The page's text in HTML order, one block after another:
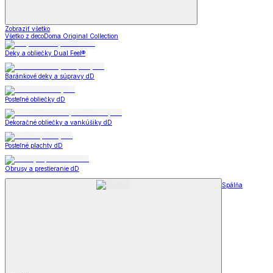
Zobraziť všetko
Všetko z decoDoma Original Collection
Deky a obliečky Dual Feel®
Baránkové deky a súpravy dD
Posteľné obliečky dD
Dekoračné obliečky a vankúšiky dD
Posteľné plachty dD
Obrusy a prestieranie dD
Spálňa